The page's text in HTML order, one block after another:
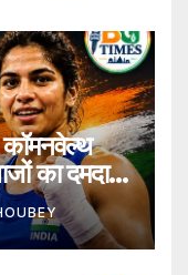
कॉमनवेल्थ
का दमदार